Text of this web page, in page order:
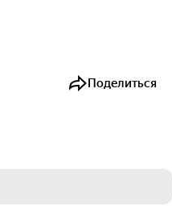
Поделиться